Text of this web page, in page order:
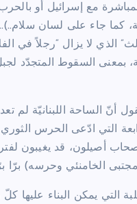
مع إسرائيل أو بالحرب
كما جاء على لسان
الذي لا يزال “رجلاً في
بمعنى السقوط المتجدّد
أنّ الساحة اللبنانيّة لم
التي ادّعى الحرس الثوري
أصحاب أصيلون، قد يغيبون
الخامنئي وحرسه) برّا
التي يمكن البناء عليها